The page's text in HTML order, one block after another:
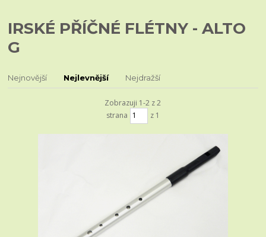
IRSKÉ PŘÍČNÉ FLÉTNY - ALTO
G
Nejnovější Nejlevnější Nejdražší
Zobrazuji 1-2 z 2
strana
z 1